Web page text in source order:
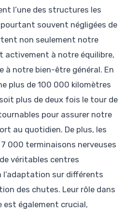
l’une des structures les
souvent négligées de
non seulement notre
activement à notre équilibre,
à notre bien-être général. En
plus de 100 000 kilomètres
plus de deux fois le tour de
pour assurer notre
au quotidien. De plus, les
000 terminaisons nerveuses
véritables centres
l’adaptation sur différents
des chutes. Leur rôle dans
est également crucial,